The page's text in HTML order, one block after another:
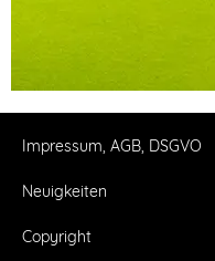
Impressum, AGB, DSGVO
Neuigkeiten
Copyright